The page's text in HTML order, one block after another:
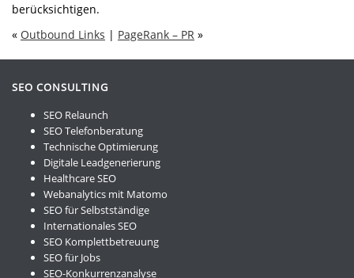
berücksichtigen.
« Outbound Links | PageRank – PR »
SEO CONSULTING
SEO Relaunch
SEO Telefonberatung
Technische Optimierung
Digitale Leadgenerierung
Healthcare SEO
Webanalytics mit Matomo
SEO für Selbstständige
Internationales SEO
SEO Komplettbetreuung
SEO für Jobs
SEO-Konkurrenzanalyse